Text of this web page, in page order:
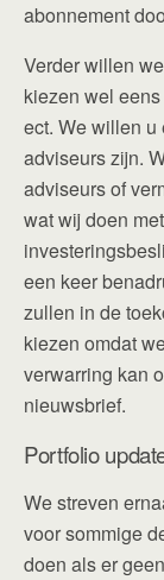
abonnement
Verder willen
kiezen wel
ect. We willen
adviseurs zijn.
adviseurs of
wat wij doen
een keer
zullen in de
kiezen omdat
verwarring kan
nieuwsbrief.
Portfolio
We streven
voor sommige
doen als er